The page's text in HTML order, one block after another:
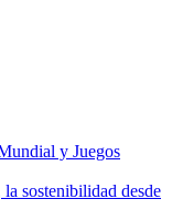
y Juegos
sostenibilidad desde